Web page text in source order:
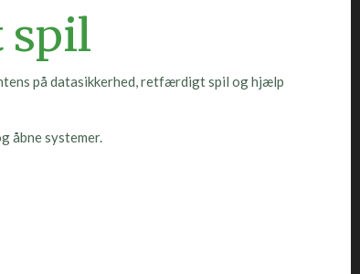
spil
på datasikkerhed, retfærdigt spil og hjælp
åbne systemer.